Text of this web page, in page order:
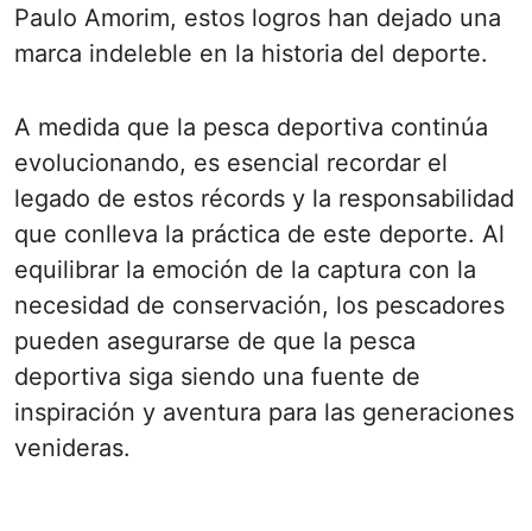
Paulo Amorim, estos logros han dejado una
marca indeleble en la historia del deporte.
A medida que la pesca deportiva continúa
evolucionando, es esencial recordar el
legado de estos récords y la responsabilidad
que conlleva la práctica de este deporte. Al
equilibrar la emoción de la captura con la
necesidad de conservación, los pescadores
pueden asegurarse de que la pesca
deportiva siga siendo una fuente de
inspiración y aventura para las generaciones
venideras.